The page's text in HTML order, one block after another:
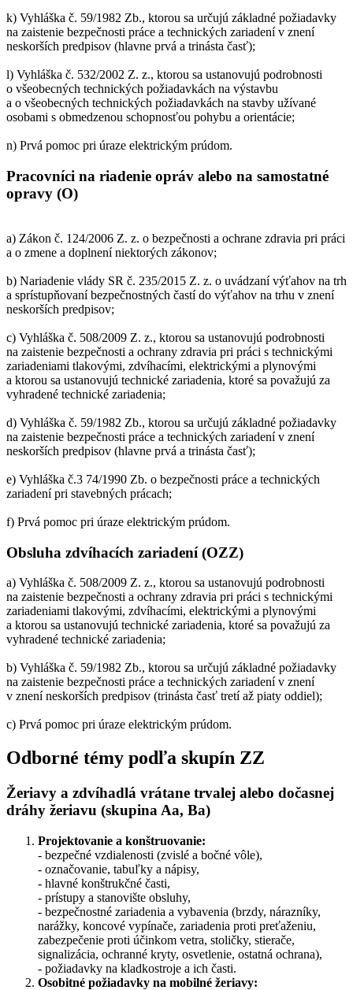
k) Vyhláška č. 59/1982 Zb., ktorou sa určujú základné požiadavky
na zaistenie bezpečnosti práce a technických zariadení v znení
neskorších predpisov (hlavne prvá a trinásta časť);
l) Vyhláška č. 532/2002 Z. z., ktorou sa ustanovujú podrobnosti
o všeobecných technických požiadavkách na výstavbu
a o všeobecných technických požiadavkách na stavby užívané
osobami s obmedzenou schopnosťou pohybu a orientácie;
n) Prvá pomoc pri úraze elektrickým prúdom.
Pracovníci na riadenie opráv alebo na samostatné
opravy (O)
a) Zákon č. 124/2006 Z. z. o bezpečnosti a ochrane zdravia pri práci
a o zmene a doplnení niektorých zákonov;
b) Nariadenie vlády SR č. 235/2015 Z. z. o uvádzaní výťahov na trh
a sprístupňovaní bezpečnostných častí do výťahov na trhu v znení
neskorších predpisov;
c) Vyhláška č. 508/2009 Z. z., ktorou sa ustanovujú podrobnosti
na zaistenie bezpečnosti a ochrany zdravia pri práci s technickými
zariadeniami tlakovými, zdvíhacími, elektrickými a plynovými
a ktorou sa ustanovujú technické zariadenia, ktoré sa považujú za
vyhradené technické zariadenia;
d) Vyhláška č. 59/1982 Zb., ktorou sa určujú základné požiadavky
na zaistenie bezpečnosti práce a technických zariadení v znení
neskorších predpisov (hlavne prvá a trinásta časť);
e) Vyhláška č.3 74/1990 Zb. o bezpečnosti práce a technických
zariadení pri stavebných prácach;
f) Prvá pomoc pri úraze elektrickým prúdom.
Obsluha zdvíhacích zariadení (OZZ)
a) Vyhláška č. 508/2009 Z. z., ktorou sa ustanovujú podrobnosti
na zaistenie bezpečnosti a ochrany zdravia pri práci s technickými
zariadeniami tlakovými, zdvíhacími, elektrickými a plynovými
a ktorou sa ustanovujú technické zariadenia, ktoré sa považujú za
vyhradené technické zariadenia;
b) Vyhláška č. 59/1982 Zb., ktorou sa určujú základné požiadavky
na zaistenie bezpečnosti práce a technických zariadení v znení
v znení neskorších predpisov (trinásta časť tretí až piaty oddiel);
c) Prvá pomoc pri úraze elektrickým prúdom.
Odborné témy podľa skupín ZZ
Žeriavy a zdvíhadlá vrátane trvalej alebo dočasnej
dráhy žeriavu (skupina Aa, Ba)
Projektovanie a konštruovanie:
- bezpečné vzdialenosti (zvislé a bočné vôle),
- označovanie, tabuľky a nápisy,
- hlavné konštrukčné časti,
- prístupy a stanovište obsluhy,
- bezpečnostné zariadenia a vybavenia (brzdy, nárazníky,
narážky, koncové vypínače, zariadenia proti preťaženiu,
zabezpečenie proti účinkom vetra, stoličky, stierače,
signalizácia, ochranné kryty, osvetlenie, ostatná ochrana),
- požiadavky na kladkostroje a ich časti.
Osobitné požiadavky na mobilné žeriavy: